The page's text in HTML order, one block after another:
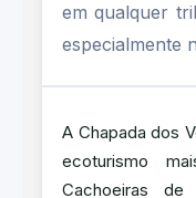
em qualquer
especialmente
A Chapada dos
ecoturismo
Cachoeiras de